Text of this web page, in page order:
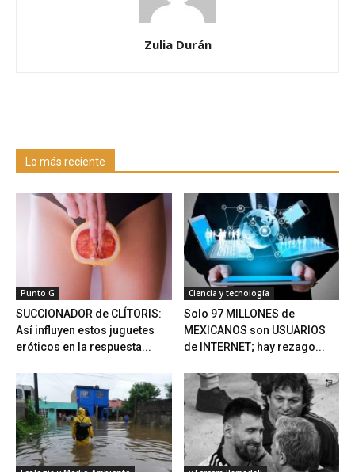
Zulia Durán
Lo más reciente
Punto G
SUCCIONADOR de CLÍTORIS:
Así influyen estos juguetes
eróticos en la respuesta...
Ciencia y tecnología
Solo 97 MILLONES de
MEXICANOS son USUARIOS
de INTERNET; hay rezago...